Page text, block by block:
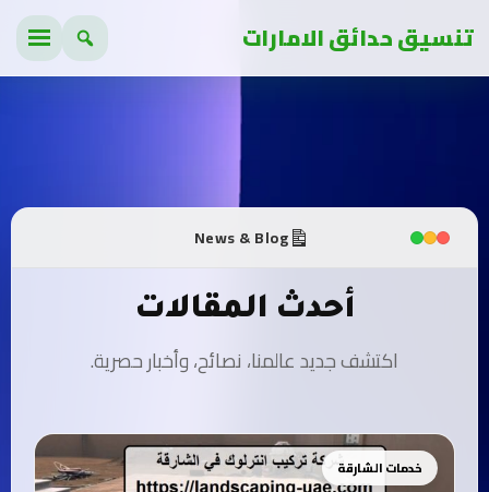
تنسيق حدائق الامارات
News & Blog
أحدث المقالات
اكتشف جديد عالمنا، نصائح، وأخبار حصرية.
خدمات الشارقة